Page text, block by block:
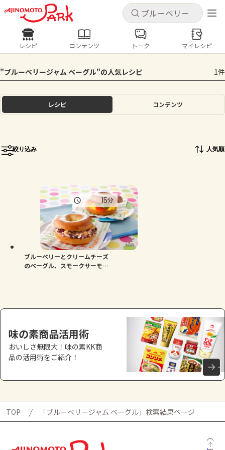
キャンセル
ログインするとレシピを保存できます
ログイン 新規登録
ホーム
トーク
よくあるお問い合わせ
お買い物
キャンセル
レシピ コンテンツ
人気の食材・レシピ
きゅうり なす トマト
とうもろこし
レシピ コンテンツ トーク マイレシピ
"ブルーベリージャム ベーグル"の人気レシピ 1件
レシピ コンテンツ
絞り込み 人気順
ブルーベリーとクリームチーズ
のベーグル、スモークサーモン
のサンドベーグル
15分
味の素商品活用術
おいしさ無限大！味の素KK商
品の活用術をご紹介！
TOP 「ブルーベリージャム ベーグル」検索結果ページ